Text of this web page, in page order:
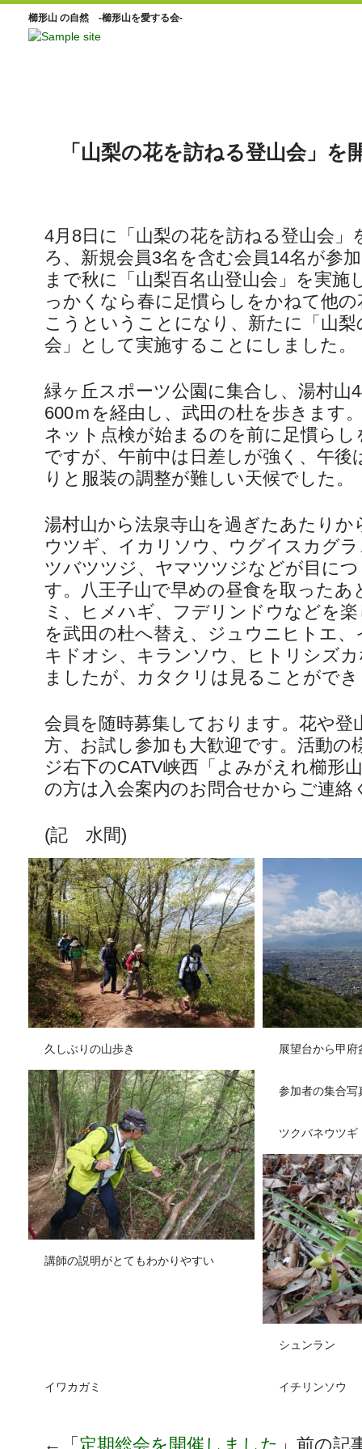
櫛形山 の自然 -櫛形山を愛する会-
「山梨の花を訪ねる登山会」を
4月8日に「山梨の花を訪ねる登山会」
ろ、新規会員3名を含む会員14名が参
まで秋に「山梨百名山登山会」を実施
っかくなら春に足慣らしをかねて他
こうということになり、新たに「山
会」として実施することにしました。
緑ヶ丘スポーツ公園に集合し、湯村山
600ｍを経由し、武田の杜を歩きます
ネット点検が始まるのを前に足慣ら
ですが、午前中は日差しが強く、午後
りと服装の調整が難しい天候でした。
湯村山から法泉寺山を過ぎたあたり
ウツギ、イカリソウ、ウグイスカグ
ツバツツジ、ヤマツツジなどが目に
す。八王子山で早めの昼食を取ったあ
ミ、ヒメハギ、フデリンドウなどを
を武田の杜へ替え、ジュウニヒトエ
キドオシ、キランソウ、ヒトリシズ
ましたが、カタクリは見ることがで
会員を随時募集しております。花や登
方、お試し参加も大歓迎です。活動の
ジ右下のCATV峡西「よみがえれ櫛形
の方は入会案内のお問合せからご連絡
(記 水間)
久しぶりの山歩き 展望台から甲府
講師の説明がとてもわかりやすい
参加者の集合写
ツクバネウツギ
シュンラン
イワカガミ イチリンソウ
←「 定期総会を開催しました 」前の